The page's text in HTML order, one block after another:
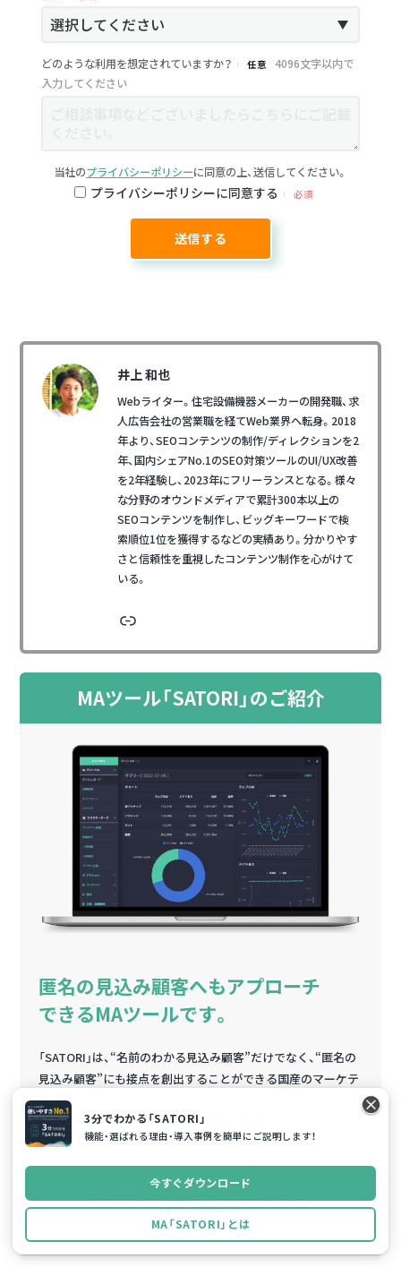
どのような利用を想定されていますか？ 任意
4096文字以内で
入力してください
当社のプライバシーポリシーに同意の上、送信してください。
プライバシーポリシーに同意する 必須
井上 和也
Webライター。住宅設備機器メーカーの開発職、求
人広告会社の営業職を経てWeb業界へ転身。2018
年より、SEOコンテンツの制作/ディレクションを2
年、国内シェアNo.1のSEO対策ツールのUI/UX改善
を2年経験し、2023年にフリーランスとなる。様々
な分野のオウンドメディアで累計300本以上の
SEOコンテンツを制作し、ビッグキーワードで検
索順位1位を獲得するなどの実績あり。分かりやす
さと信頼性を重視したコンテンツ制作を心がけて
いる。
リンク
MAツール「SATORI」のご紹介
匿名の見込み顧客へもアプローチ
できるMAツールです。
「SATORI」は、“名前のわかる見込み顧客”だけでなく、“匿名の
見込み顧客”にも接点を創出することができる国産のマーケテ
ィングオートメーションツールです。Webサイト内の行動履
歴を把握、興味関心の高い見込み顧客を発見し、アプローチす
べき最適なタイミングをご担当者さまへお伝えいたします。
の詳細はこちら
3分でわかる「SATORI」
機能・選ばれる理由・導入事例を簡単にご説明します！
今すぐダウンロード
MA「SATORI」とは